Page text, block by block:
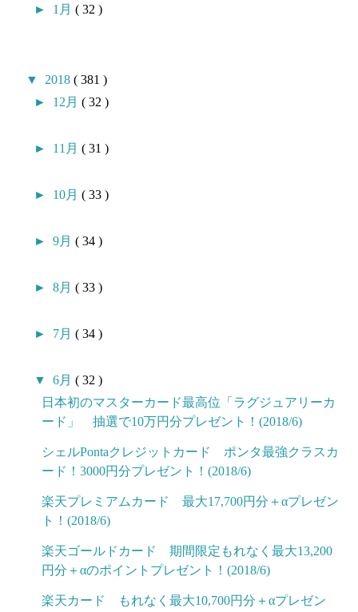
► 1月( 32 )
▼ 2018( 381 )
► 12月( 32 )
► 11月( 31 )
► 10月( 33 )
►9月( 34 )
►8月( 33 )
► 7月( 34 )
▼6月( 32 )
日本初のマスターカード最高位「ラグジュアリーカ
ード」 抽選で10万円分プレゼント！(2018/6)
シェルPontaクレジットカード ポンタ最強クラスカ
ード！3000円分プレゼント！(2018/6)
楽天プレミアムカード 最大17,700円分＋αプレゼン
ト！(2018/6)
楽天ゴールドカード 期間限定もれなく最大13,200
円分＋αのポイントプレゼント！(2018/6)
楽天カード もれなく最大10,700円分＋αプレゼン